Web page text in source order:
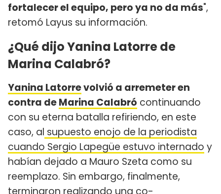
fortalecer el equipo, pero ya no da más",
retomó Layus su información.
¿Qué dijo Yanina Latorre de
Marina Calabró?
Yanina Latorrevolvió a arremeter en
contra deMarina Calabró continuando
con su eterna batalla refiriendo, en este
caso, al supuesto enojo de la periodista
cuando Sergio Lapegüe estuvo internado y
habían dejado a Mauro Szeta como su
reemplazo. Sin embargo, finalmente,
terminaron realizando una co-